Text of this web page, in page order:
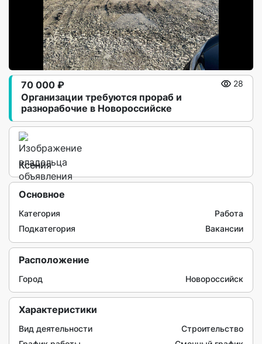
Организации требуются прораб и
разнорабочие в Новороссийске
70 000 ₽ 28
Ксения
Основное
Категория
Работа
Подкатегория
Вакансии
Расположение
Город Новороссийск
Характеристики
Вид деятельности
Строительство